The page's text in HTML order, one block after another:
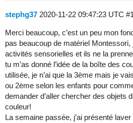
stephg37 2020-11-22 09:47:23 UTC
Merci beaucoup, c’est un peu mon
pas beaucoup de matériel
activités sensorielles et ils ne la
tu m’as donné l’idée de la boîte des
utilisée, je n’ai que la 3ème mais je
ou 2ème selon les enfants pour
demander d’aller chercher des objets
couleur!
La semaine passée, j’ai présenté